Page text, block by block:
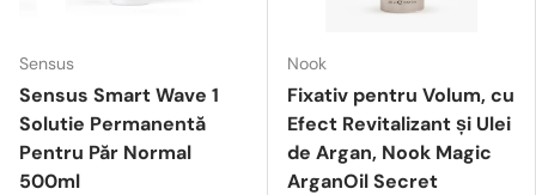
Sensus
Sensus Smart Wave 1
Solutie Permanentă
Pentru Păr Normal
500ml
Nook
Fixativ pentru Volum, cu
Efect Revitalizant și Ulei
de Argan, Nook Magic
ArganOil Secret